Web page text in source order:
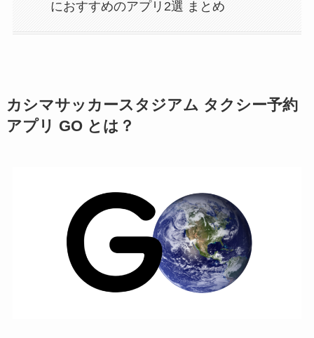
におすすめのアプリ2選 まとめ
カシマサッカースタジアム タクシー予約
アプリ GO とは？